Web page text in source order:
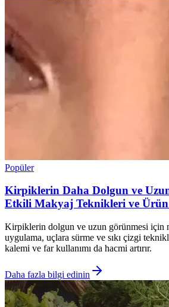
Popüler
Kirpiklerin Daha Dolgun ve
Etkili Makyaj Teknikleri ve Ürün
Kirpiklerin dolgun ve uzun görünmesi için
uygulama, uçlara sürme ve sıkı çizgi
kalemi ve far kullanımı da hacmi artırır.
Daha fazla bilgi edinin